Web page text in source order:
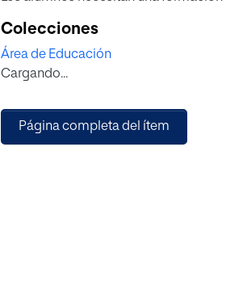
contemporánea. La utilización del
espectadores responsables y
fomentando el debate y la empatía
herramienta motivadora. En esta
el aula mediante la selección de
Colecciones
Área de Educación
Cargando...
Página completa del ítem